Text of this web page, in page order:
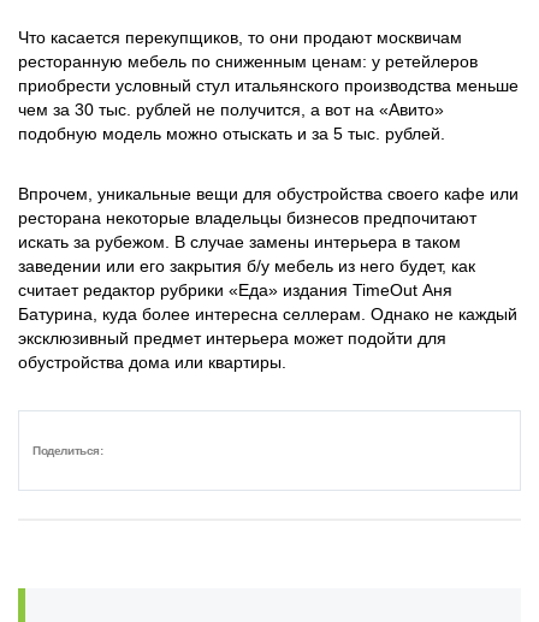
Что касается перекупщиков, то они продают москвичам
ресторанную мебель по сниженным ценам: у ретейлеров
приобрести условный стул итальянского производства меньше
чем за 30 тыс. рублей не получится, а вот на «Авито»
подобную модель можно отыскать и за 5 тыс. рублей.
Впрочем, уникальные вещи для обустройства своего кафе или
ресторана некоторые владельцы бизнесов предпочитают
искать за рубежом. В случае замены интерьера в таком
заведении или его закрытия б/у мебель из него будет, как
считает редактор рубрики «Еда» издания TimeOut Аня
Батурина, куда более интересна селлерам. Однако не каждый
эксклюзивный предмет интерьера может подойти для
обустройства дома или квартиры.
Поделиться: